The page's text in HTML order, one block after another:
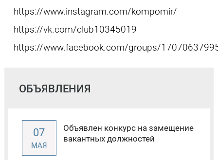
https://www.instagram.com/kompomir/
https://vk.com/club10345019
https://www.facebook.com/groups/
ОБЪЯВЛЕНИЯ
07
МАЯ
Объявлен конкурс на замещение
вакантных должностей